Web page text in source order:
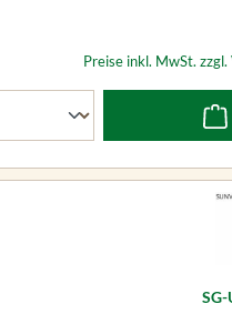
Preise inkl. MwSt.
SG-